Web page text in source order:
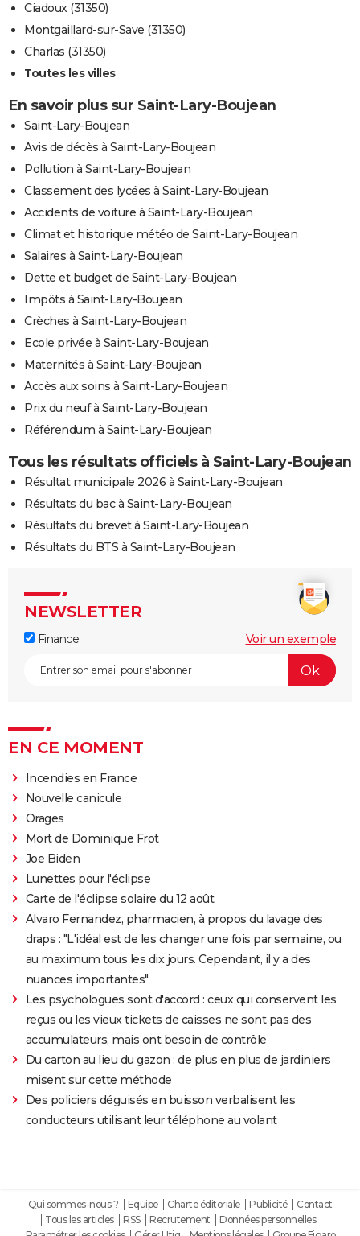
Ciadoux (31350)
Montgaillard-sur-Save (31350)
Charlas (31350)
Toutes les villes
En savoir plus sur Saint-Lary-Boujean
Saint-Lary-Boujean
Avis de décès à Saint-Lary-Boujean
Pollution à Saint-Lary-Boujean
Classement des lycées à Saint-Lary-Boujean
Accidents de voiture à Saint-Lary-Boujean
Climat et historique météo de Saint-Lary-Boujean
Salaires à Saint-Lary-Boujean
Dette et budget de Saint-Lary-Boujean
Impôts à Saint-Lary-Boujean
Crèches à Saint-Lary-Boujean
Ecole privée à Saint-Lary-Boujean
Maternités à Saint-Lary-Boujean
Accès aux soins à Saint-Lary-Boujean
Prix du neuf à Saint-Lary-Boujean
Référendum à Saint-Lary-Boujean
Tous les résultats officiels à Saint-Lary-Boujean
Résultat municipale 2026 à Saint-Lary-Boujean
Résultats du bac à Saint-Lary-Boujean
Résultats du brevet à Saint-Lary-Boujean
Résultats du BTS à Saint-Lary-Boujean
NEWSLETTER
Finance Voir un exemple
EN CE MOMENT
Incendies en France
Nouvelle canicule
Orages
Mort de Dominique Frot
Joe Biden
Lunettes pour l'éclipse
Carte de l'éclipse solaire du 12 août
Alvaro Fernandez, pharmacien, à propos du lavage des
draps : "L'idéal est de les changer une fois par semaine, ou
au maximum tous les dix jours. Cependant, il y a des
nuances importantes"
Les psychologues sont d'accord : ceux qui conservent les
reçus ou les vieux tickets de caisses ne sont pas des
accumulateurs, mais ont besoin de contrôle
Du carton au lieu du gazon : de plus en plus de jardiniers
misent sur cette méthode
Des policiers déguisés en buisson verbalisent les
conducteurs utilisant leur téléphone au volant
Qui sommes-nous ? Equipe Charte éditoriale Publicité
Contact
Tous les articles
RSS Recrutement
Données personnelles